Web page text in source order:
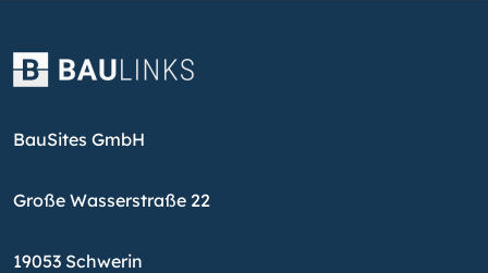
BauSites GmbH
Große Wasserstraße 22
19053 Schwerin